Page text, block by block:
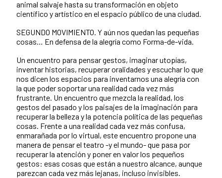
animal salvaje hasta su transformación en objeto
científico y artístico en el espacio público de una ciudad.
SEGUNDO MOVIMIENTO. Y aún nos quedan las pequeñas
cosas… En defensa de la alegría como Forma-de-vida.
Un encuentro para pensar gestos, imaginar utopías,
inventar historias, recuperar oralidades y escuchar lo que
nos dicen los espacios para inventarnos una alegría con
la que poder soportar una realidad cada vez más
frustrante. Un encuentro que mezcla la realidad, los
gestos del pasado y los paisajes de la imaginación para
recuperar la belleza y la potencia política de las pequeñas
cosas. Frente a una realidad cada vez más confusa,
enmarañada por lo virtual, este encuentro propone una
manera de pensar el teatro -y el mundo- que pasa por
recuperar la atención y poner en valor los pequeños
gestos: esas cosas que están a nuestro alcance, aunque
parezcan cada vez más lejanas, incluso invisibles.